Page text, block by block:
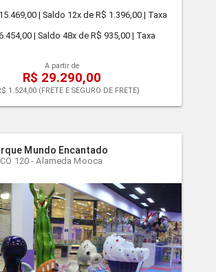
| Saldo 12x de R$ 1.396,00 | Taxa
| Saldo 48x de R$ 935,00 | Taxa
A partir de
R$ 29.290,00
1.524,00 (FRETE E SEGURO DE FRETE)
Mundo Encantado
120 - Alameda Mooca